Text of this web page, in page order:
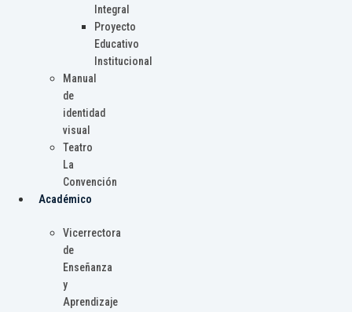
Integral
Proyecto
Educativo
Institucional
Manual
de
identidad
visual
Teatro
La
Convención
Académico
Vicerrectora
de
Enseñanza
y
Aprendizaje